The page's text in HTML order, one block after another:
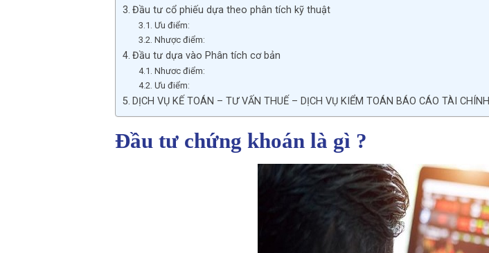
Đầu tư cổ phiếu dựa theo phân tích kỹ thuật
Ưu điểm:
Nhược điểm:
Đầu tư dựa vào Phân tích cơ bản
Nhươc điểm:
Ưu điểm:
DỊCH VỤ KẾ TOÁN – TƯ VẤN THUẾ – DỊCH VỤ KIỂM TOÁN BÁO CÁO TÀI CHÍNH
Đầu tư chứng khoán là gì ?